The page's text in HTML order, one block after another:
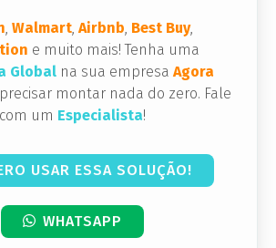
, Walmart, Airbnb, Best Buy,
e muito mais! Tenha uma
Globalna sua empresa Agora
montar nada do zero. Fale
com um Especialista!
USAR ESSA SOLUÇÃO!
WHATSAPP